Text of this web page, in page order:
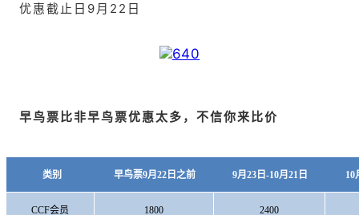
优惠截止日9月22日
早鸟票比非早鸟票优惠太多，不信你来比价
类别 早鸟票9月22日之前 9月23日-10月21日 10
CCF会员 1800 2400